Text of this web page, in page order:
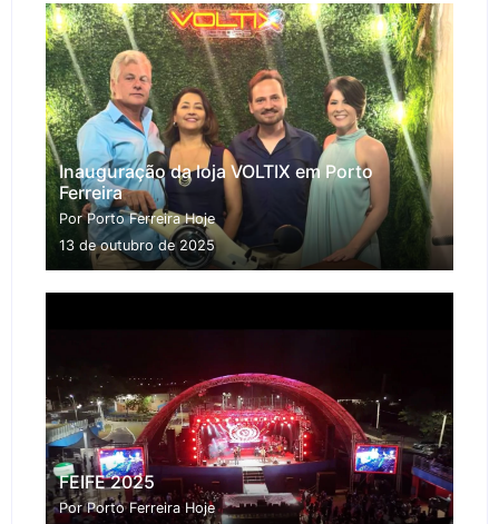
Inauguração da loja VOLTIX em Porto
Ferreira
Por Porto Ferreira Hoje
13 de outubro de 2025
FEIFE 2025
Por Porto Ferreira Hoje